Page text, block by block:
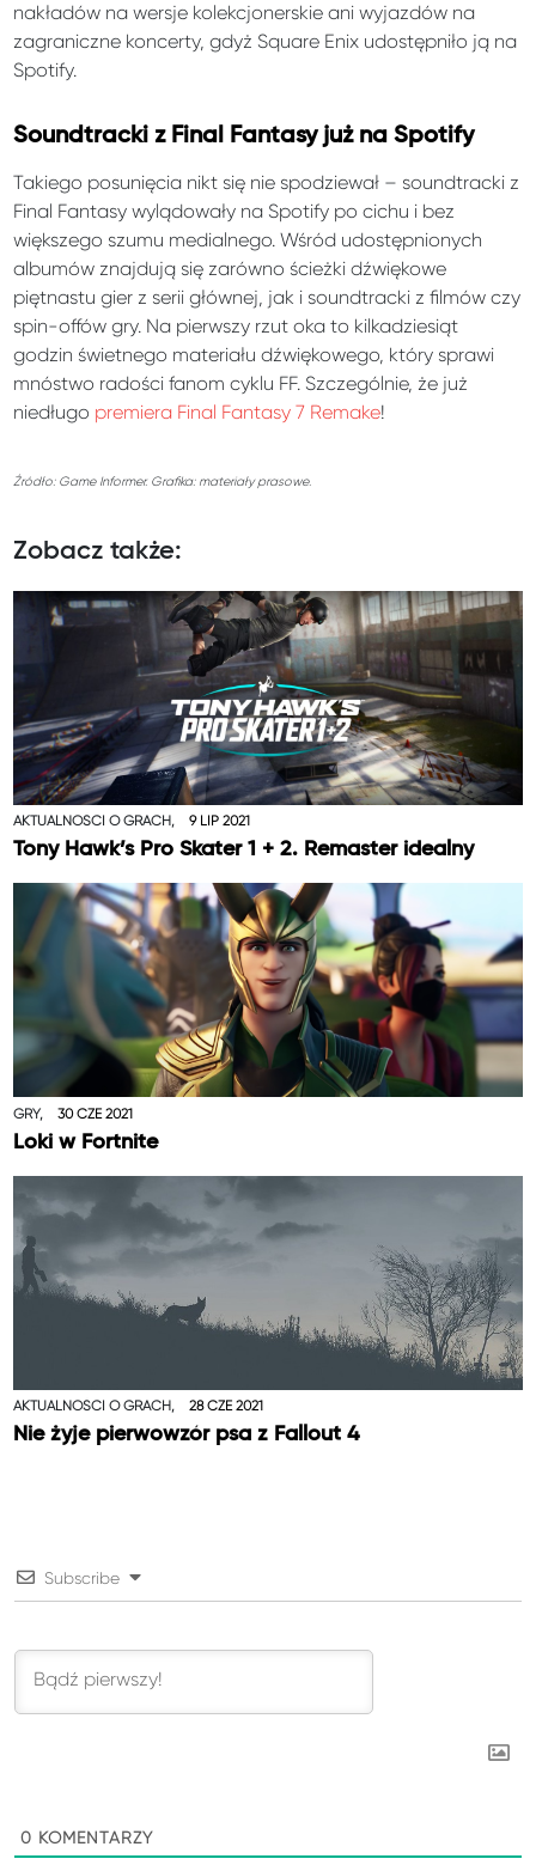
nakładów na wersje kolekcjonerskie ani wyjazdów na
zagraniczne koncerty, gdyż Square Enix udostępniło ją na
Spotify.
Soundtracki z Final Fantasy już na Spotify
Takiego posunięcia nikt się nie spodziewał – soundtracki z
Final Fantasy wylądowały na Spotify po cichu i bez
większego szumu medialnego. Wśród udostępnionych
albumów znajdują się zarówno ścieżki dźwiękowe
piętnastu gier z serii głównej, jak i soundtracki z filmów czy
spin-offów gry. Na pierwszy rzut oka to kilkadziesiąt
godzin świetnego materiału dźwiękowego, który sprawi
mnóstwo radości fanom cyklu FF. Szczególnie, że już
niedługo premiera Final Fantasy 7 Remake!
Źródło: Game Informer. Grafika: materiały prasowe.
Zobacz także:
AKTUALNOŚCI O GRACH, 9 LIP 2021
Tony Hawk’s Pro Skater 1 + 2. Remaster idealny
GRY, 30 CZE 2021
Loki w Fortnite
AKTUALNOŚCI O GRACH, 28 CZE 2021
Nie żyje pierwowzór psa z Fallout 4
Subscribe
0 KOMENTARZY